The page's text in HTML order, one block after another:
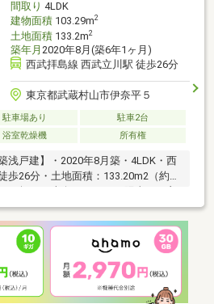
間取り 4LDK
建物面積103.29m2
土地面積133.2m2
築年月 2020年8月(築6年1ヶ月)
西武拝島線 西武立川駅 徒歩26分
東京都武蔵村山市伊奈平５
駐車場あり
駐車2台
浴室乾燥機 所有権
浅戸建】・2020年8月築・4LDK・西
26分・土地面積：133.20m2（約
・車2台駐車場可（車種による）・
いいただいているため、 使用感が少
ます。・大切なペットとも生活が可
、一部タイル敷きにつき、 日々の